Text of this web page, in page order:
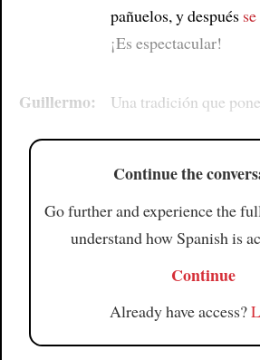
pañuelos, y después
¡Es espectacular!
Guillermo: Una tradición que pone
Continue the
Go further and experience the
understand how Spanish is
Continue
Already have access?